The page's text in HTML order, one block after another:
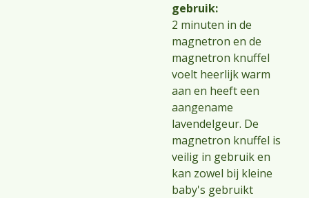
gebruik:
2 minuten in de
magnetron en de
magnetron knuffel
voelt heerlijk warm
aan en heeft een
aangename
lavendelgeur. De
magnetron knuffel is
veilig in gebruik en
kan zowel bij kleine
baby's gebruikt